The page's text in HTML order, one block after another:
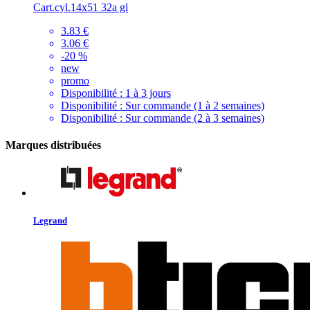
Cart.cyl.14x51 32a gl
3.83 €
3.06 €
-20 %
new
promo
Disponibilité : 1 à 3 jours
Disponibilité : Sur commande (1 à 2 semaines)
Disponibilité : Sur commande (2 à 3 semaines)
Marques distribuées
Legrand